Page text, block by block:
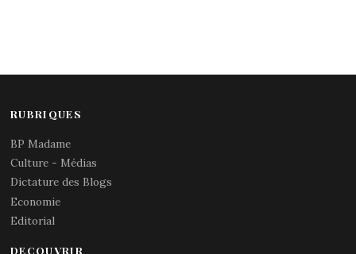
RUBRIQUES
BP Madame
Culture - Médias
Dictature des Blogs
Economie
Editorial
DECOUVRIR